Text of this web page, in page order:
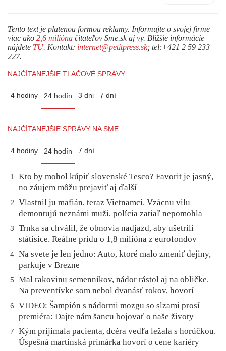
Tento text je platenou formou reklamy. Informujte o svojej firme
viac ako 2,6 milióna čitateľov Sme.sk aj vy. Bližšie informácie
nájdete TU. Kontakt: internet@petitpress.sk; tel:+421 2 59 233
227.
NAJČÍTANEJŠIE TLAČOVÉ SPRÁVY
4 hodiny 24 hodín 3 dni 7 dní
NAJČÍTANEJŠIE SPRÁVY NA SME
4 hodiny 24 hodín 7 dní
1
Kto by mohol kúpiť slovenské Tesco? Favorit je jasný,
no záujem môžu prejaviť aj ďalší
2
Vlastnil ju mafián, teraz Vietnamci. Vzácnu vilu
demontujú neznámi muži, polícia zatiaľ nepomohla
3
Trnka sa chválil, že obnovia nadjazd, aby ušetrili
státisíce. Reálne prídu o 1,8 milióna z eurofondov
4 Na svete je len jedno: Auto, ktoré malo zmeniť dejiny,
parkuje v Brezne
5
Mal rakovinu semenníkov, nádor rástol aj na obličke.
Na preventívke som nebol dvanásť rokov, hovorí
6
VIDEO: Šampión s nádormi mozgu so slzami prosí
premiéra: Dajte nám šancu bojovať o naše životy
7
Kým prijímala pacienta, dcéra vedľa ležala s horúčkou.
Úspešná martinská primárka hovorí o cene kariéry